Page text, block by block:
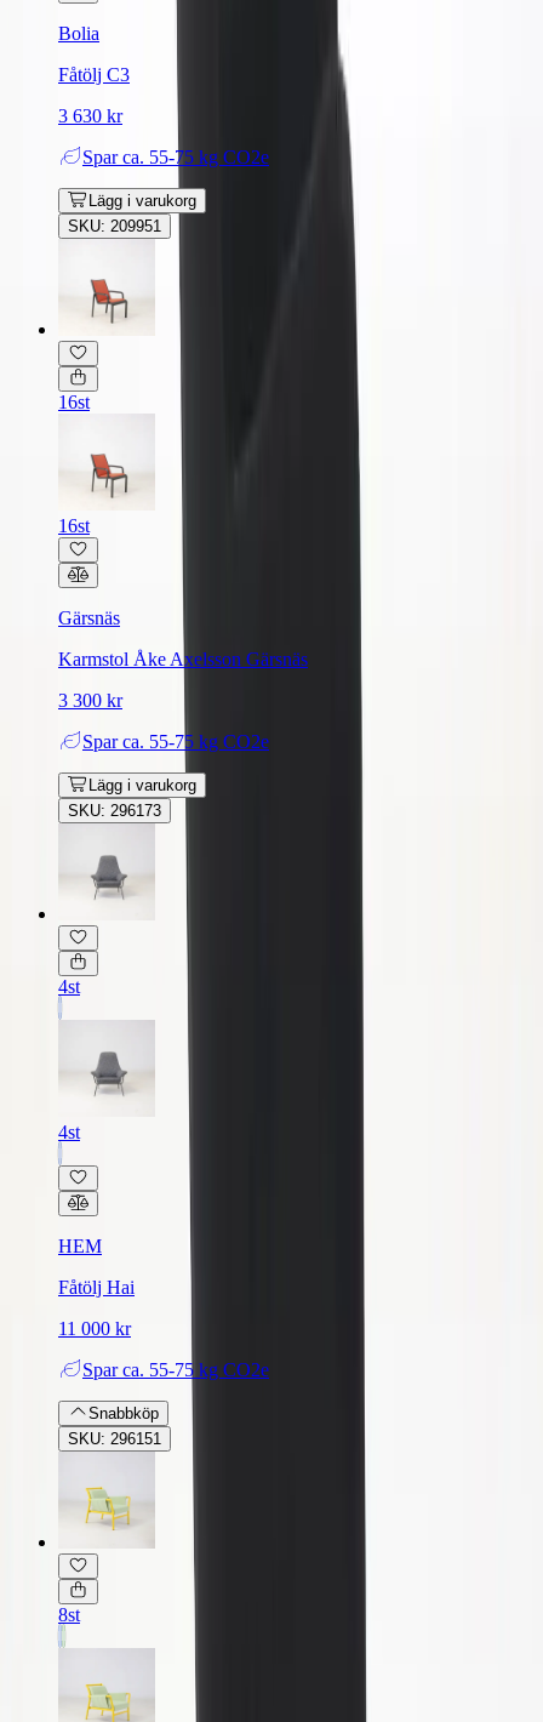
Bolia
Fåtölj C3
3 630 kr
Spar ca. 55-75 kg CO2e
Lägg i varukorg
SKU: 209951
16st
16st
Gärsnäs
Karmstol Åke Axelsson Gärsnäs
3 300 kr
Spar ca. 55-75 kg CO2e
Lägg i varukorg
SKU: 296173
4st
4st
HEM
Fåtölj Hai
11 000 kr
Spar ca. 55-75 kg CO2e
Snabbköp
SKU: 296151
8st